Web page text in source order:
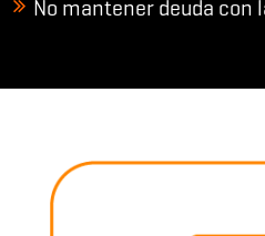
No mantener deuda con